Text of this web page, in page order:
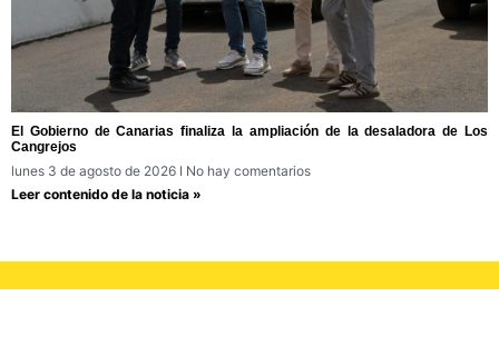
El Gobierno de Canarias finaliza la ampliación de la desaladora de Los
Cangrejos
lunes 3 de agosto de 2026
No hay comentarios
Leer contenido de la noticia »